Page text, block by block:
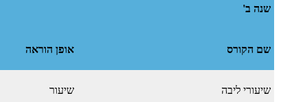
שנה ב'
שם הקורס אופן הוראה
שיעורי ליבה שיעור